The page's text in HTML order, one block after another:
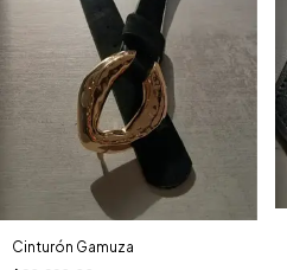
Cinturón Gamuza